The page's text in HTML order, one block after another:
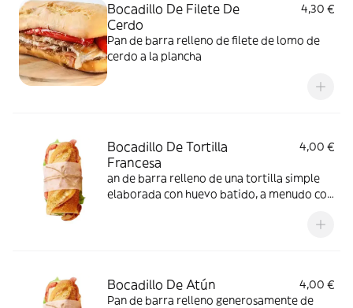
Bocadillo De Filete De
Cerdo
4,30 €
Pan de barra relleno de filete de lomo de
cerdo a la plancha
Bocadillo De Tortilla
Francesa
4,00 €
an de barra relleno de una tortilla simple
elaborada con huevo batido, a menudo con
Bocadillo De Atún
4,00 €
Pan de barra relleno generosamente de